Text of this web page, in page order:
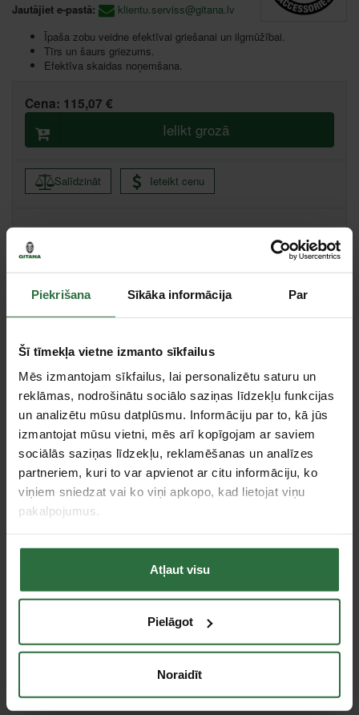
Piekrišana Sīkāka informācija Par
Šī tīmekļa vietne izmanto sīkfailus
Mēs izmantojam sīkfailus, lai personalizētu saturu un
reklāmas, nodrošinātu sociālo saziņas līdzekļu funkcijas
un analizētu mūsu datplūsmu. Informāciju par to, kā jūs
izmantojat mūsu vietni, mēs arī kopīgojam ar saviem
sociālās saziņas līdzekļu, reklamēšanas un analīzes
partneriem, kuri to var apvienot ar citu informāciju, ko
viņiem sniedzat vai ko viņi apkopo, kad lietojat viņu
pakalpojumus.
Atļaut visu
Pielāgot
Noraidīt
Jautājiet e-pastā:
klientu.serviss@gitana.lv
Īpaša zobu veidne efektīvai griešanai un ilgmūžībai.
Tīrs un šaurs griezums.
Efektīva skaidas noņemšana.
Cena: 115,07 €
Ielikt grozā
Salīdzināt Ieteikt cenu
Ikmēneša maksājums no 2.47 €
Liepāja, Zemnieku iela 60, Liepāja Saņemšana 1 stundas laikā
Citas noliktavas, (uzzināt vairāk šeit, )
Specifikācija
Diska diametrs
260 mm
Diska biezums
1,85 mm
Diska iekšējais diametrs
30 mm
Tips
Alumīnija griešanas diski
Zobu skaits
Tie, kas apskatīja šo preci, tāpat interesējās par...
Failed to load product list.